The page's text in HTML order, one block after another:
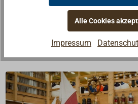
Lieferbar für Einsteck- oder
wahlweise mit polierter oder
Alle Cookies
Impressum